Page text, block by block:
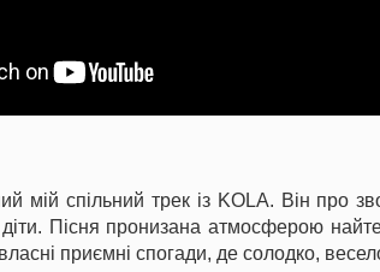
мій спільний трек із KOLA. Він про
діти. Пісня пронизана атмосферою
приємні спогади, де солодко,